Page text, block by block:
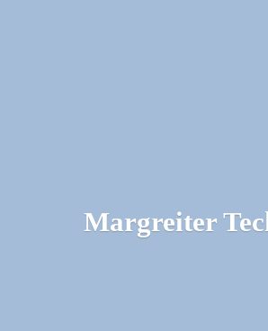
Margreiter